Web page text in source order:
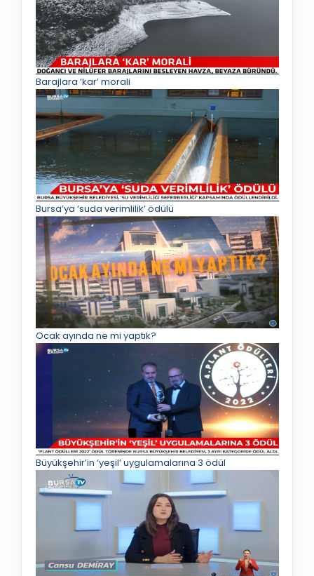
Barajlara ‘kar’ morali
Bursa’ya ‘suda verimlilik’ ödülü
Ocak ayında ne mi yaptık?
Büyükşehir’in ‘yeşil’ uygulamalarına 3 ödül